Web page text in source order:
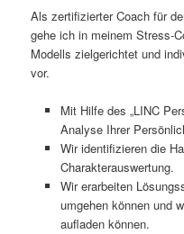
Als zertifizierter Coach für
gehe ich in meinem Stress-
Modells zielgerichtet und
vor.
Mit Hilfe des „LINC
Analyse Ihrer
Wir identifizieren die
Charakterauswertung.
Wir erarbeiten
umgehen können und
aufladen können.